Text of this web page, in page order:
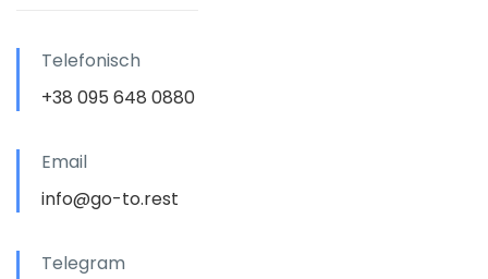
Telefonisch
+38 095 648 0880
Email
info@go-to.rest
Telegram